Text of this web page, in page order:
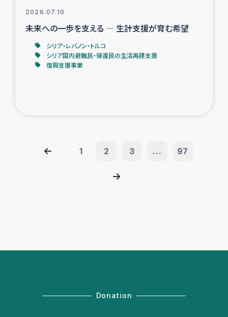
2026.07.10
未来への一歩を支える ― 生計支援が育む希望
シリア・レバノン・トルコ
シリア国内避難民・帰還民の生活再建支援
復興支援事業
1 2 3 ... 97
Donation